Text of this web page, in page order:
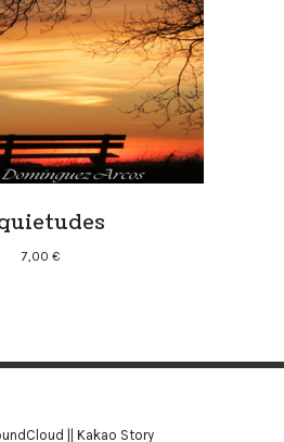
7,00€
|| Kakao Story